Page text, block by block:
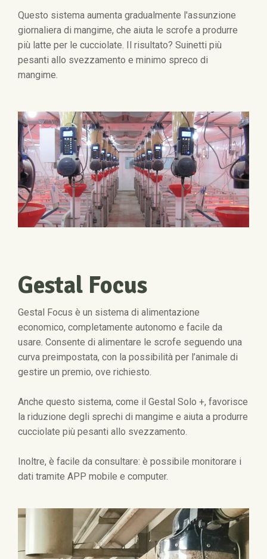
Questo sistema aumenta gradualmente l'assunzione
giornaliera di mangime, che aiuta le scrofe a produrre
più latte per le cucciolate. Il risultato? Suinetti più
pesanti allo svezzamento e minimo spreco di
mangime.
Gestal Focus
Gestal Focus è un sistema di alimentazione
economico, completamente autonomo e facile da
usare. Consente di alimentare le scrofe seguendo una
curva preimpostata, con la possibilità per l’animale di
gestire un premio, ove richiesto.
Anche questo sistema, come il Gestal Solo +, favorisce
la riduzione degli sprechi di mangime e aiuta a produrre
cucciolate più pesanti allo svezzamento.
Inoltre, è facile da consultare: è possibile monitorare i
dati tramite APP mobile e computer.